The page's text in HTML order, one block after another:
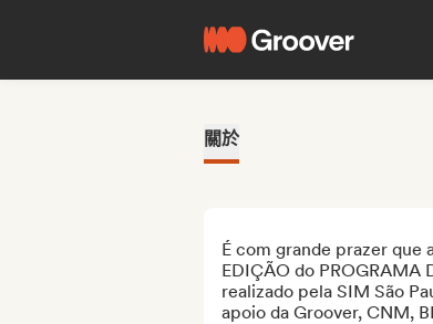
關於
É com grande prazer que
EDIÇÃO do PROGRAMA
realizado pela SIM São
apoio da Groover, CNM,